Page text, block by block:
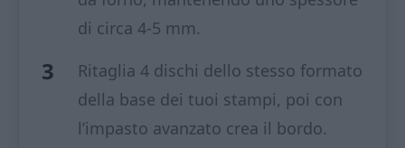
di circa 4-5 mm.
Ritaglia 4 dischi dello stesso formato
della base dei tuoi stampi, poi con
l’impasto avanzato crea il bordo.